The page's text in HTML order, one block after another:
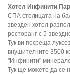
Хотел Инфинити
СПА столицата на
звезден хотел
ресторант с 5-
Тук ви посреща
внушителните 3500
"Инфинити"
Тук ще можете да се